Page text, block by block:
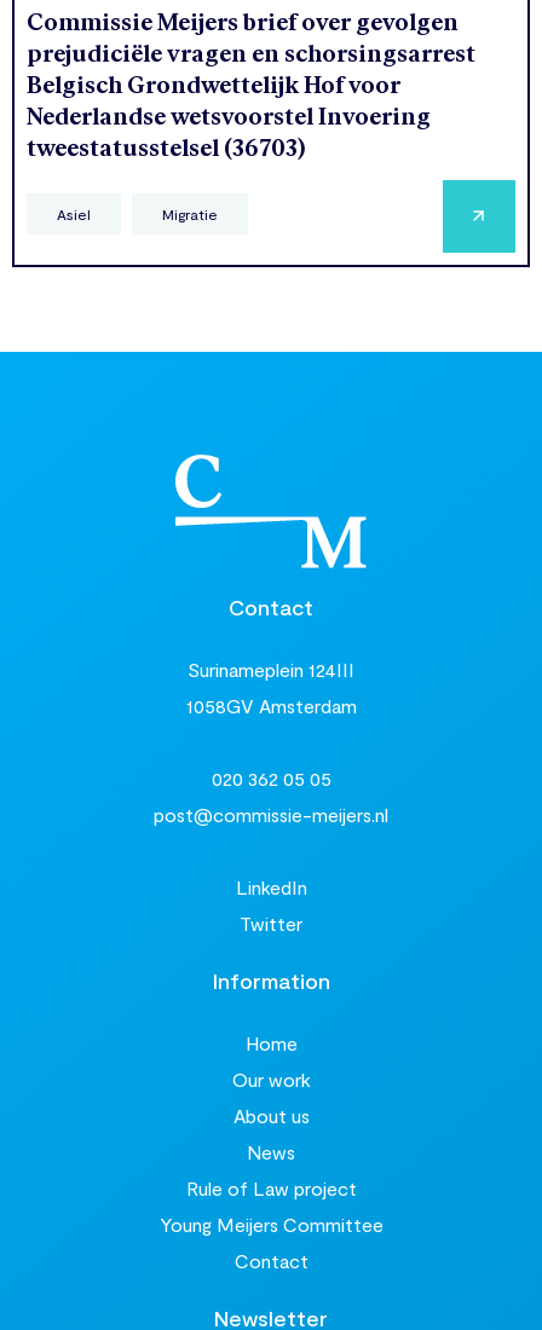
Commissie Meijers brief over gevolgen
prejudiciële vragen en schorsingsarrest
Belgisch Grondwettelijk Hof voor
Nederlandse wetsvoorstel Invoering
tweestatusstelsel (36703)
Asiel Migratie
Contact
Surinameplein 124III
1058GV Amsterdam
020 362 05 05
post@commissie-meijers.nl
LinkedIn
Twitter
Information
Home
Our work
About us
News
Rule of Law project
Young Meijers Committee
Contact
Newsletter